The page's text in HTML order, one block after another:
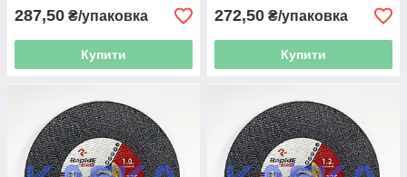
287,50 ₴/упаковка
Купити
272,50 ₴/упаковка
Купити